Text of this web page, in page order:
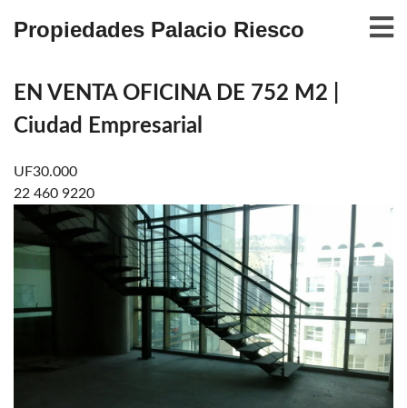
Propiedades Palacio Riesco
EN VENTA OFICINA DE 752 M2 |
Ciudad Empresarial
UF30.000
22 460 9220